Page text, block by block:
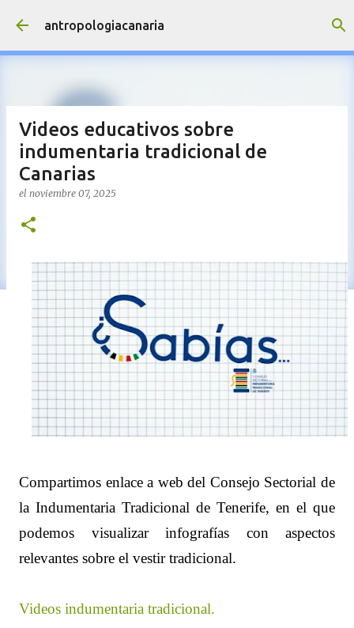
Ir al contenido principal
antropologiacanaria
Videos educativos sobre
indumentaria tradicional de
Canarias
el noviembre 07, 2025
Compartimos enlace a web del Consejo Sectorial de
la Indumentaria Tradicional de Tenerife, en el que
podemos visualizar infografías con aspectos
relevantes sobre el vestir tradicional.
Videos indumentaria tradicional.